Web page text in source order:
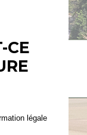
CE
légale